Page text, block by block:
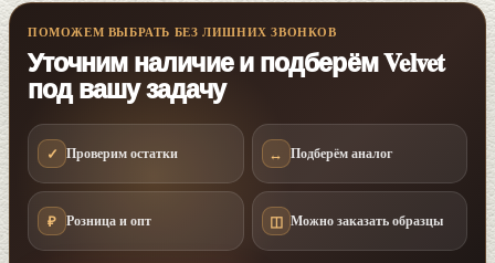
ПОМОЖЕМ ВЫБРАТЬ БЕЗ ЛИШНИХ ЗВОНКОВ
Уточним наличие и подберём Velvet
под вашу задачу
✓ Проверим остатки ↔ Подберём аналог
₽ Розница и опт ◫ Можно заказать образцы